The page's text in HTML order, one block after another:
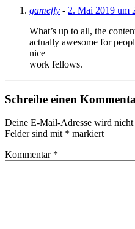
gamefly - 2. Mai 2019 um
What’s up to all, the
actually awesome for
nice
work fellows.
Schreibe einen
Deine E-Mail-Adresse wird
Felder sind mit * markiert
Kommentar *